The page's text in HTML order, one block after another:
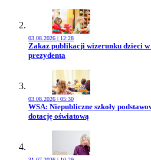
03.08.2026 | 12:28
Przejdź do artykułu:
Zakaz publikacji wizerunku dzieci w
prezydenta
03.08.2026 | 05:30
Przejdź do artykułu:
WSA: Niepubliczne szkoły
dotację oświatową